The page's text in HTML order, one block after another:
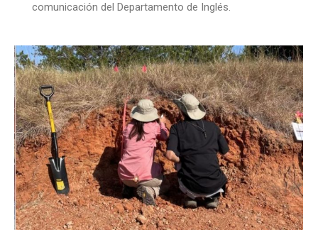
comunicación del Departamento de Inglés.